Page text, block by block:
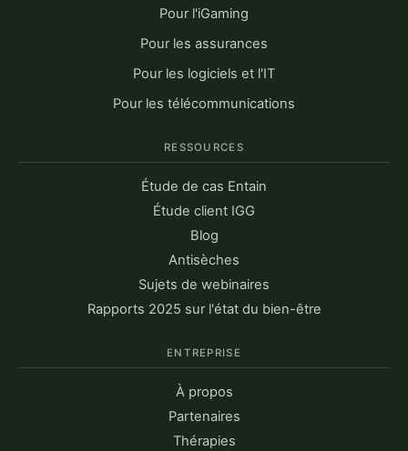
Pour l'iGaming
Pour les assurances
Pour les logiciels et l'IT
Pour les télécommunications
RESSOURCES
Étude de cas Entain
Étude client IGG
Blog
Antisèches
Sujets de webinaires
Rapports 2025 sur l'état du bien-être
ENTREPRISE
À propos
Partenaires
Thérapies